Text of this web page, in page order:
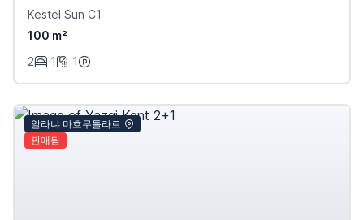
Kestel Sun C1
100 m²
2
1 1
알라냐 마흐무틀라르
판매됨